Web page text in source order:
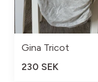
Gina Tricot
230 SEK